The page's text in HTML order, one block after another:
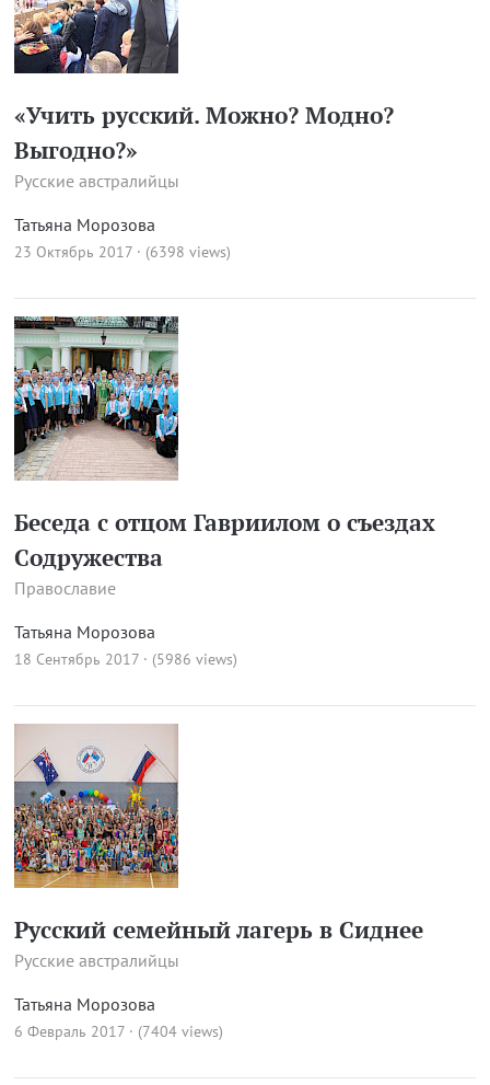
«Учить русский. Можно? Модно?
Выгодно?»
Русские австралийцы
Татьяна Морозова
23 Октябрь 2017 · (6398 views)
Беседа с отцом Гавриилом о cъездах
Cодружества
Православие
Татьяна Морозова
18 Сентябрь 2017 · (5986 views)
Русский семейный лагерь в Сиднее
Русские австралийцы
Татьяна Морозова
6 Февраль 2017 · (7404 views)